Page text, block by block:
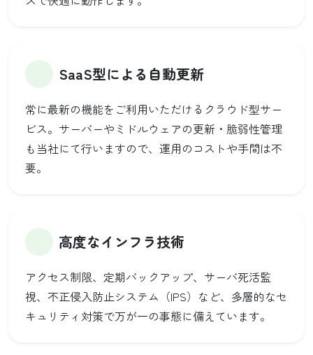
SaaS型による自動更新
常に最新の機能をご利用いただけるクラウド型サー
ビス。サーバーやミドルウェアの更新・脆弱性管理
も当社にて行いますので、運用のコストや手間は不
要。
高度なインフラ技術
アクセス制限、定期バックアップ、サーバ死活監
視、不正侵入防止システム（IPS）など、多層的なセ
キュリティ対策で万が一の事態に備えています。